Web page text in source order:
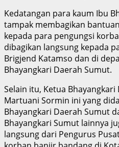
Kedatangan para kaum Ibu
tampak membagikan
kepada para pengungsi
dibagikan langsung kepada
Brigjend Katamso dan di
Bhayangkari Daerah Sumut.
Selain itu, Ketua
Martuani Sormin ini yang
Bhayangkari Daerah Sumut
Bhayangkari Sumut lainnya
langsung dari Pengurus